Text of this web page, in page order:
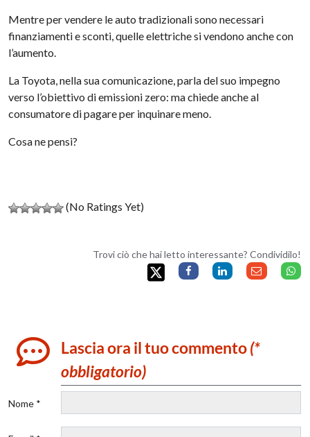
Mentre per vendere le auto tradizionali sono necessari
finanziamenti e sconti, quelle elettriche si vendono anche con
l’aumento.
La Toyota, nella sua comunicazione, parla del suo impegno
verso l’obiettivo di emissioni zero: ma chiede anche al
consumatore di pagare per inquinare meno.
Cosa ne pensi?
(No Ratings Yet)
Trovi ciò che hai letto interessante? Condividilo!
Lascia ora il tuo commento(*
obbligatorio)
Nome *